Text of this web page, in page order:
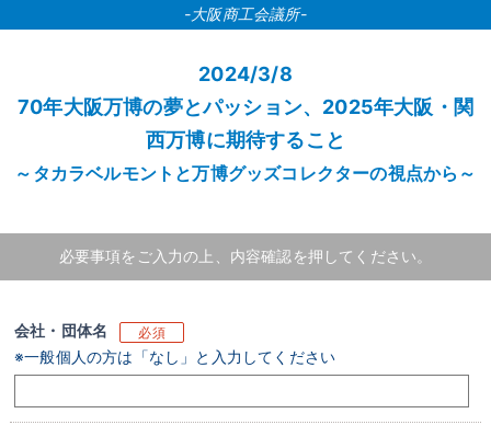
-大阪商工会議所-
2024/3/8
70年大阪万博の夢とパッション、2025年大阪・関
西万博に期待すること
～タカラベルモントと万博グッズコレクターの視点から～
必要事項をご入力の上、内容確認を押してください。
会社・団体名 必須
※一般個人の方は「なし」と入力してください